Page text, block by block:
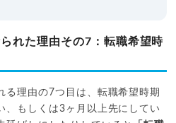
れた理由その7：転職希望時
る理由の7つ目は、転職希望時期
、もしくは3ヶ月以上先にしてい